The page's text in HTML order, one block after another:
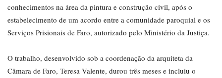
conhecimentos na área da pintura e construção civil, após o
estabelecimento de um acordo entre a comunidade paroquial e os
Serviços Prisionais de Faro, autorizado pelo Ministério da Justiça.
O trabalho, desenvolvido sob a coordenação da arquiteta da
Câmara de Faro, Teresa Valente, durou três meses e incluiu o